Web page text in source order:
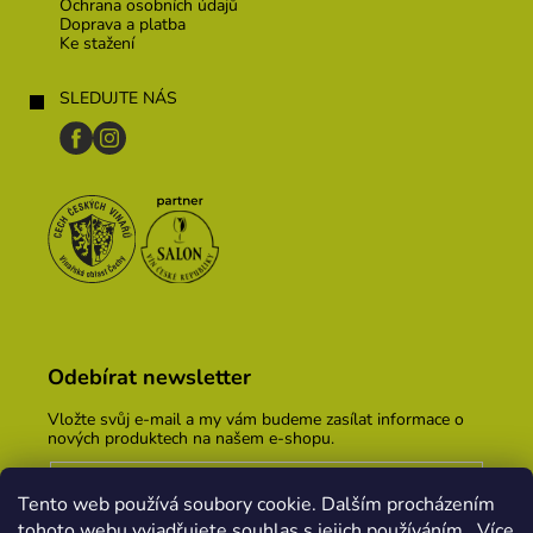
Tento web používá soubory cookie. Dalším procházením
Ochrana osobních údajů
Doprava a platba
Ke stažení
SLEDUJTE NÁS
Odebírat newsletter
Vložte svůj e-mail a my vám budeme zasílat informace o
nových produktech na našem e-shopu.
Vložením e-mailu souhlasíte spodmínkami ochrany